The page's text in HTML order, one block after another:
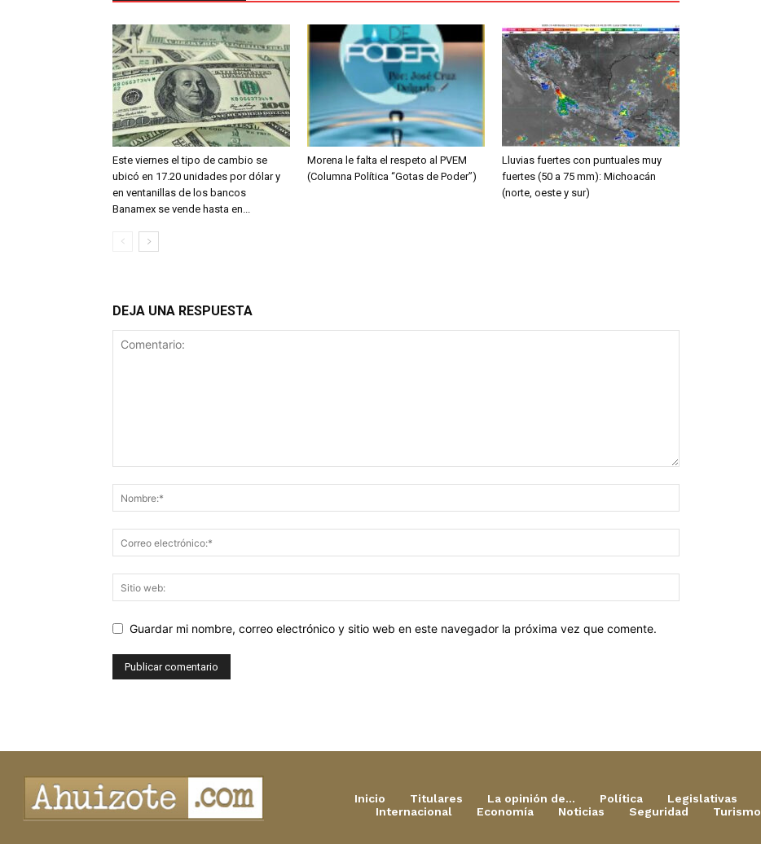
Este viernes el tipo de cambio se
ubicó en 17.20 unidades por dólar y
en ventanillas de los bancos
Banamex se vende hasta en...
Morena le falta el respeto al PVEM
(Columna Política “Gotas de Poder”)
Lluvias fuertes con puntuales muy
fuertes (50 a 75 mm): Michoacán
(norte, oeste y sur)
DEJA UNA RESPUESTA
Guardar mi nombre, correo electrónico y sitio web en este navegador la próxima vez que comente.
Inicio Titulares La opinión de… Política Legislativas
Internacional
Economía Noticias Seguridad Turismo